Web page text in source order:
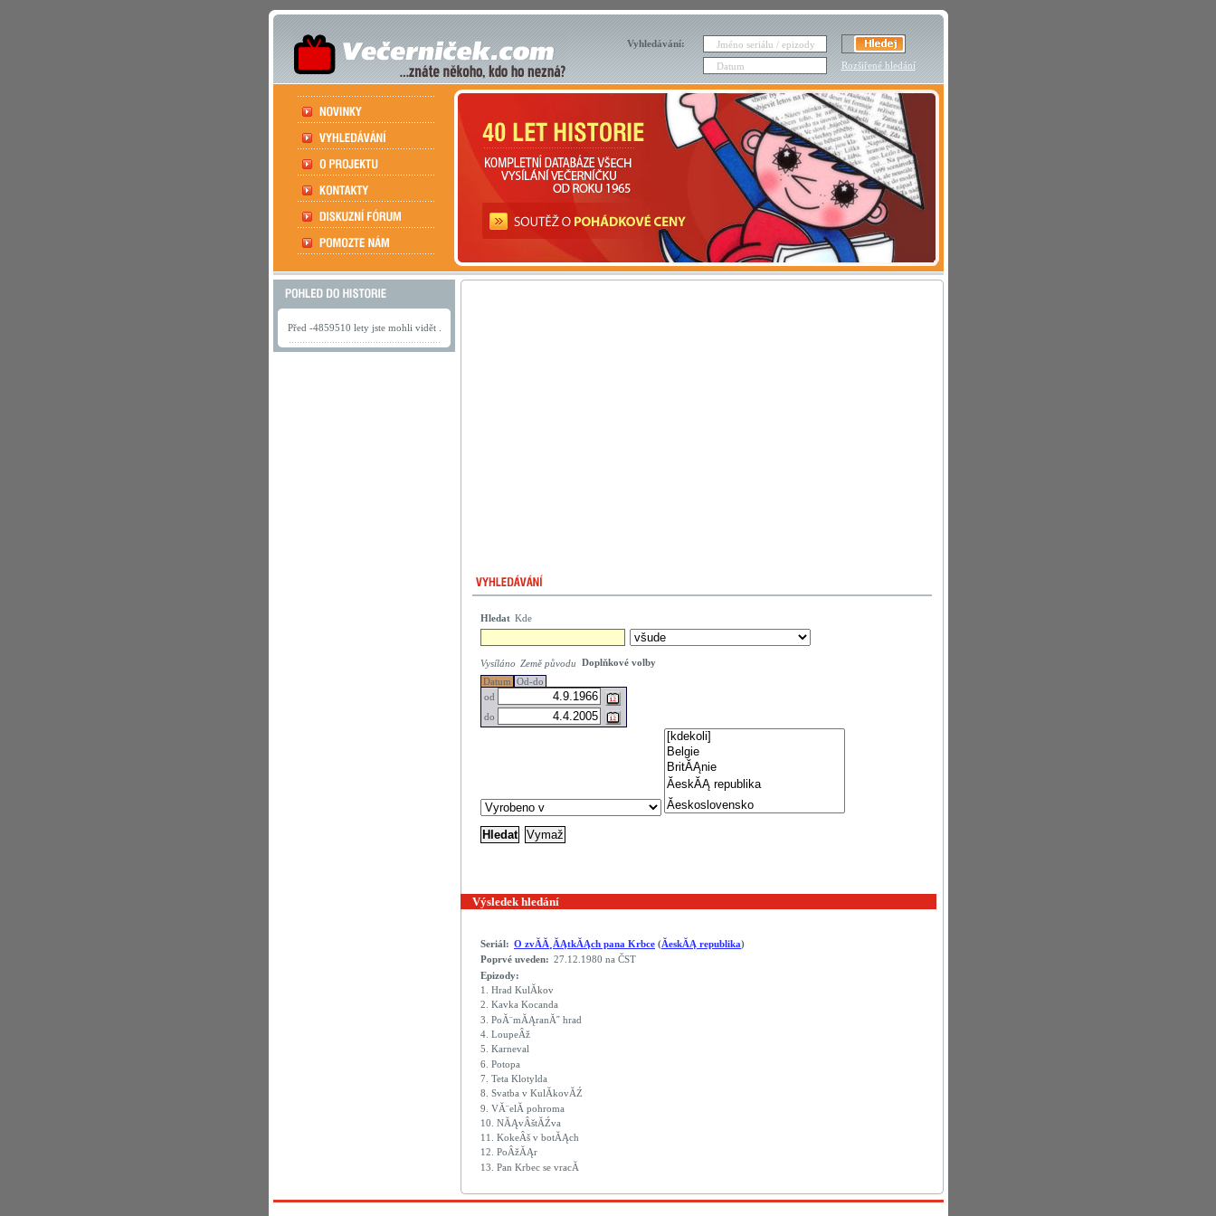
Vyhledávání:
Rozšiřené hledání
Před -4859510 lety jste mohli vidět .
Hledat Kde
Doplňkové volby
Vysíláno Země původu
Datum Od-do
od
do
Výsledek hledání
Seriál: O zvĂ­Ă¸ĂĄtkĂĄch pana Krbce (ĂeskĂĄ republika)
Poprvé uveden: 27.12.1980 na ČST
Epizody:
1. Hrad KulĂ­kov
2. Kavka Kocanda
3. PoĂ¨mĂĄranĂ˝ hrad
4. LoupeÂž
5. Karneval
6. Potopa
7. Teta Klotylda
8. Svatba v KulĂ­kovĂŹ
9. VĂ¨elĂ­ pohroma
10. NĂĄvÂštĂŹva
11. KokeÂš v botĂĄch
12. PoÂžĂĄr
13. Pan Krbec se vracĂ­